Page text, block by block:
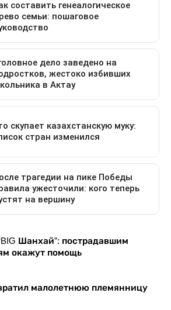
Шанхай”: пострадавшим
окажут помощь
малолетнюю племянницу